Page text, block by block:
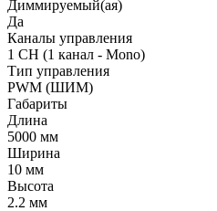
Диммируемый(ая)
Да
Каналы управления
1 CH (1 канал - Mono)
Тип управления
PWM (ШИМ)
Габариты
Длина
5000 мм
Ширина
10 мм
Высота
2.2 мм